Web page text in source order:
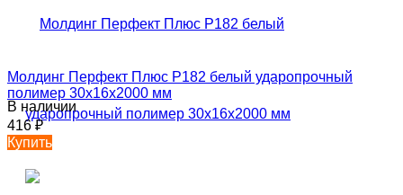
Молдинг Перфект Плюс P182 белый ударопрочный
полимер 30х16х2000 мм
В наличии
416₽
Купить